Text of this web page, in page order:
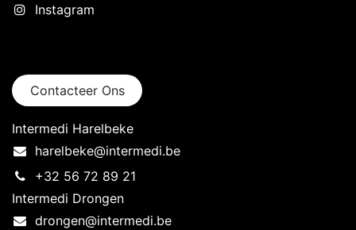
Instagram
Contacteer Ons
Intermedi Harelbeke
harelbeke@intermedi.be
+32 56 72 89 21
Intermedi Drongen
drongen@intermedi.be